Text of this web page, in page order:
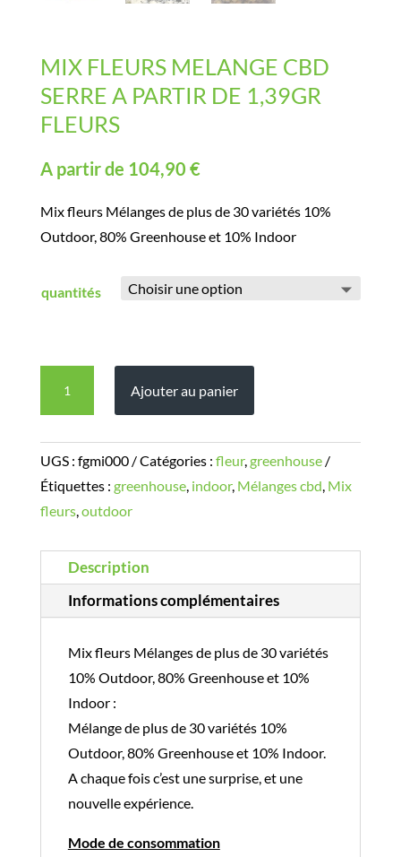
MIX FLEURS MELANGE CBD
SERRE A PARTIR DE 1,39GR
FLEURS
A partir de 104,90 €
Mix fleurs Mélanges de plus de 30 variétés 10%
Outdoor, 80% Greenhouse et 10% Indoor
quantités
melange
a
partir
fleurs
Ajouter au panier
UGS : fgmi000 Catégories : fleur, greenhouse
Étiquettes : greenhouse, indoor, Mélanges cbd Mix
fleurs, outdoor
Description
Informations complémentaires
Mix fleurs Mélanges de plus de 30 variétés
10% Outdoor, 80% Greenhouse et 10%
Indoor :
Mélange de plus de 30 variétés 10%
Outdoor, 80% Greenhouse et 10% Indoor.
A chaque fois c’est une surprise, et une
nouvelle expérience.
Mode de consommation